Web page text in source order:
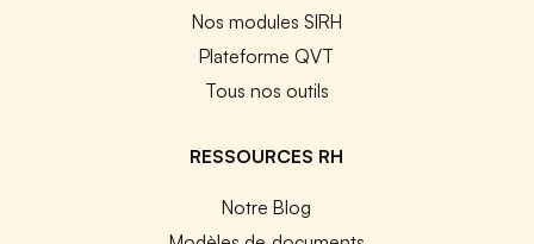
Nos modules SIRH
Plateforme QVT
Tous nos outils
RESSOURCES RH
Notre Blog